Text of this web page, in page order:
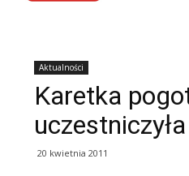
Aktualności
Karetka
20 kwietnia 2011